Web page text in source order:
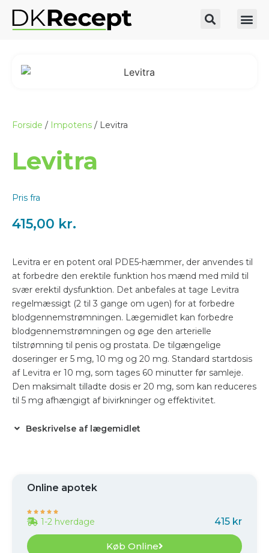
Forside / Impotens / Levitra
Levitra
Pris fra
415,00 kr.
Levitra er en potent oral PDE5-hæmmer, der anvendes til
at forbedre den erektile funktion hos mænd med mild til
svær erektil dysfunktion. Det anbefales at tage Levitra
regelmæssigt (2 til 3 gange om ugen) for at forbedre
blodgennemstrømningen. Lægemidlet kan forbedre
blodgennemstrømningen og øge den arterielle
tilstrømning til penis og prostata. De tilgængelige
doseringer er 5 mg, 10 mg og 20 mg. Standard startdosis
af Levitra er 10 mg, som tages 60 minutter før samleje.
Den maksimalt tilladte dosis er 20 mg, som kan reduceres
til 5 mg afhængigt af bivirkninger og effektivitet.
Beskrivelse af lægemidlet
Online apotek
    
1-2 hverdage 415 kr
Køb Online